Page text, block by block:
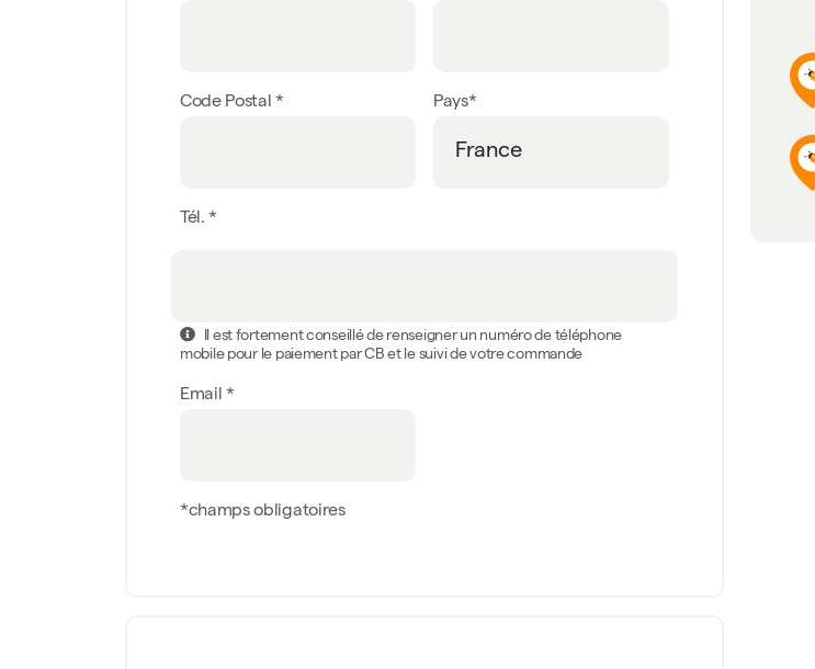
Code Postal * Pays*
Tél. *
Il est fortement conseillé de renseigner un numéro de téléphone
mobile pour le paiement par CB et le suivi de votre commande
Email *
*champs obligatoires